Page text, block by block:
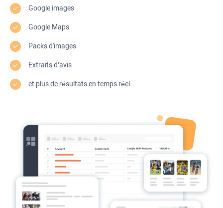
Google images
Google Maps
Packs d'images
Extraits d’avis
et plus de résultats en temps réel